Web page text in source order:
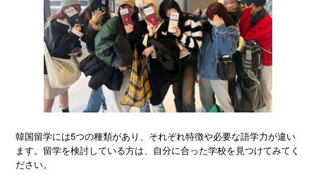
韓国留学には5つの種類があり、それぞれ特徴や必要な語学力が違い
ます。留学を検討している方は、自分に合った学校を見つけてみてく
ださい。